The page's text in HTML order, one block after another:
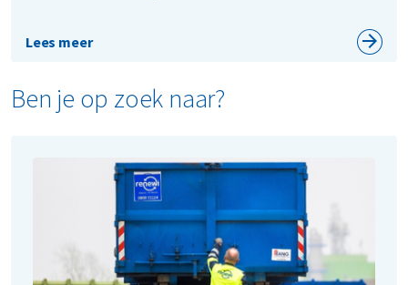
Lees meer
Ben je op zoek naar?